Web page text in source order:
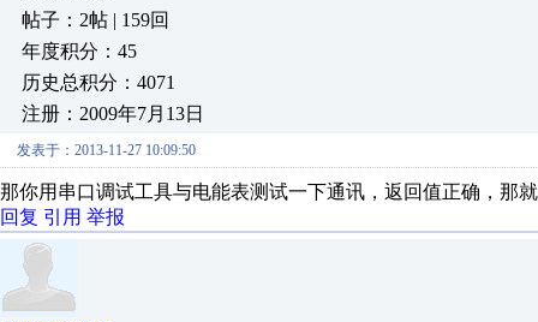
帖子：2帖 | 159回
年度积分：45
历史总积分：4071
注册：2009年7月13日
发表于：2013-11-27 10:09:50
那你用串口调试工具与电能表测试一下通讯，返回值正确，那
回复 引用 举报